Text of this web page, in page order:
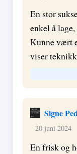
En stor
enkel å
Kunne vært
viser
Signe
20 juni 2024
En frisk og